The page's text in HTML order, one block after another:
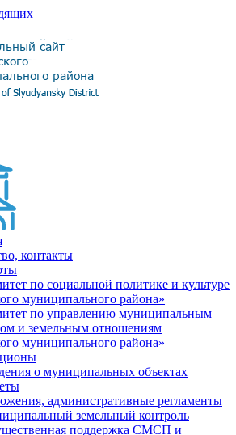
контакты
по социальной политике и культуре
муниципального района»
по управлению муниципальным
и земельным отношениям
муниципального района»
о муниципальных объектах
административные регламенты
земельный контроль
поддержка СМСП и